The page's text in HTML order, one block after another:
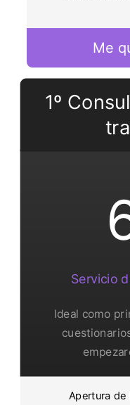
Me
1º
Servicio
Ideal como
Apertura de